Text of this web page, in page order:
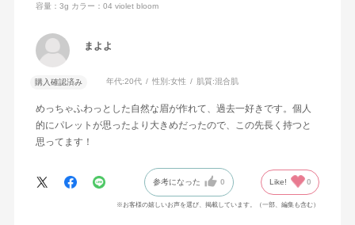
容量：3g カラー：04 violet bloom
まよよ
購入確認済み 年代:20代 性別:女性 肌質:混合肌
めっちゃふわっとした自然な眉が作れて、過去一好きです。個人
的にパレットが思ったより大きめだったので、この先長く持つと
思ってます！
参考になった 0 Like! 0
※お客様の嬉しいお声を選び、掲載しています。（一部、編集も含む）